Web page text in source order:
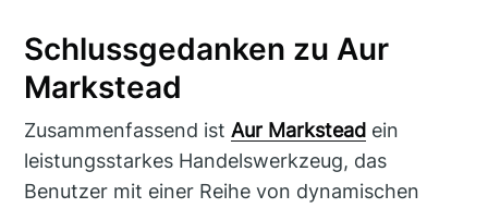
Schlussgedanken zu Aur
Markstead
Zusammenfassend istAur Markstead ein
leistungsstarkes Handelswerkzeug, das
Benutzer mit einer Reihe von dynamischen